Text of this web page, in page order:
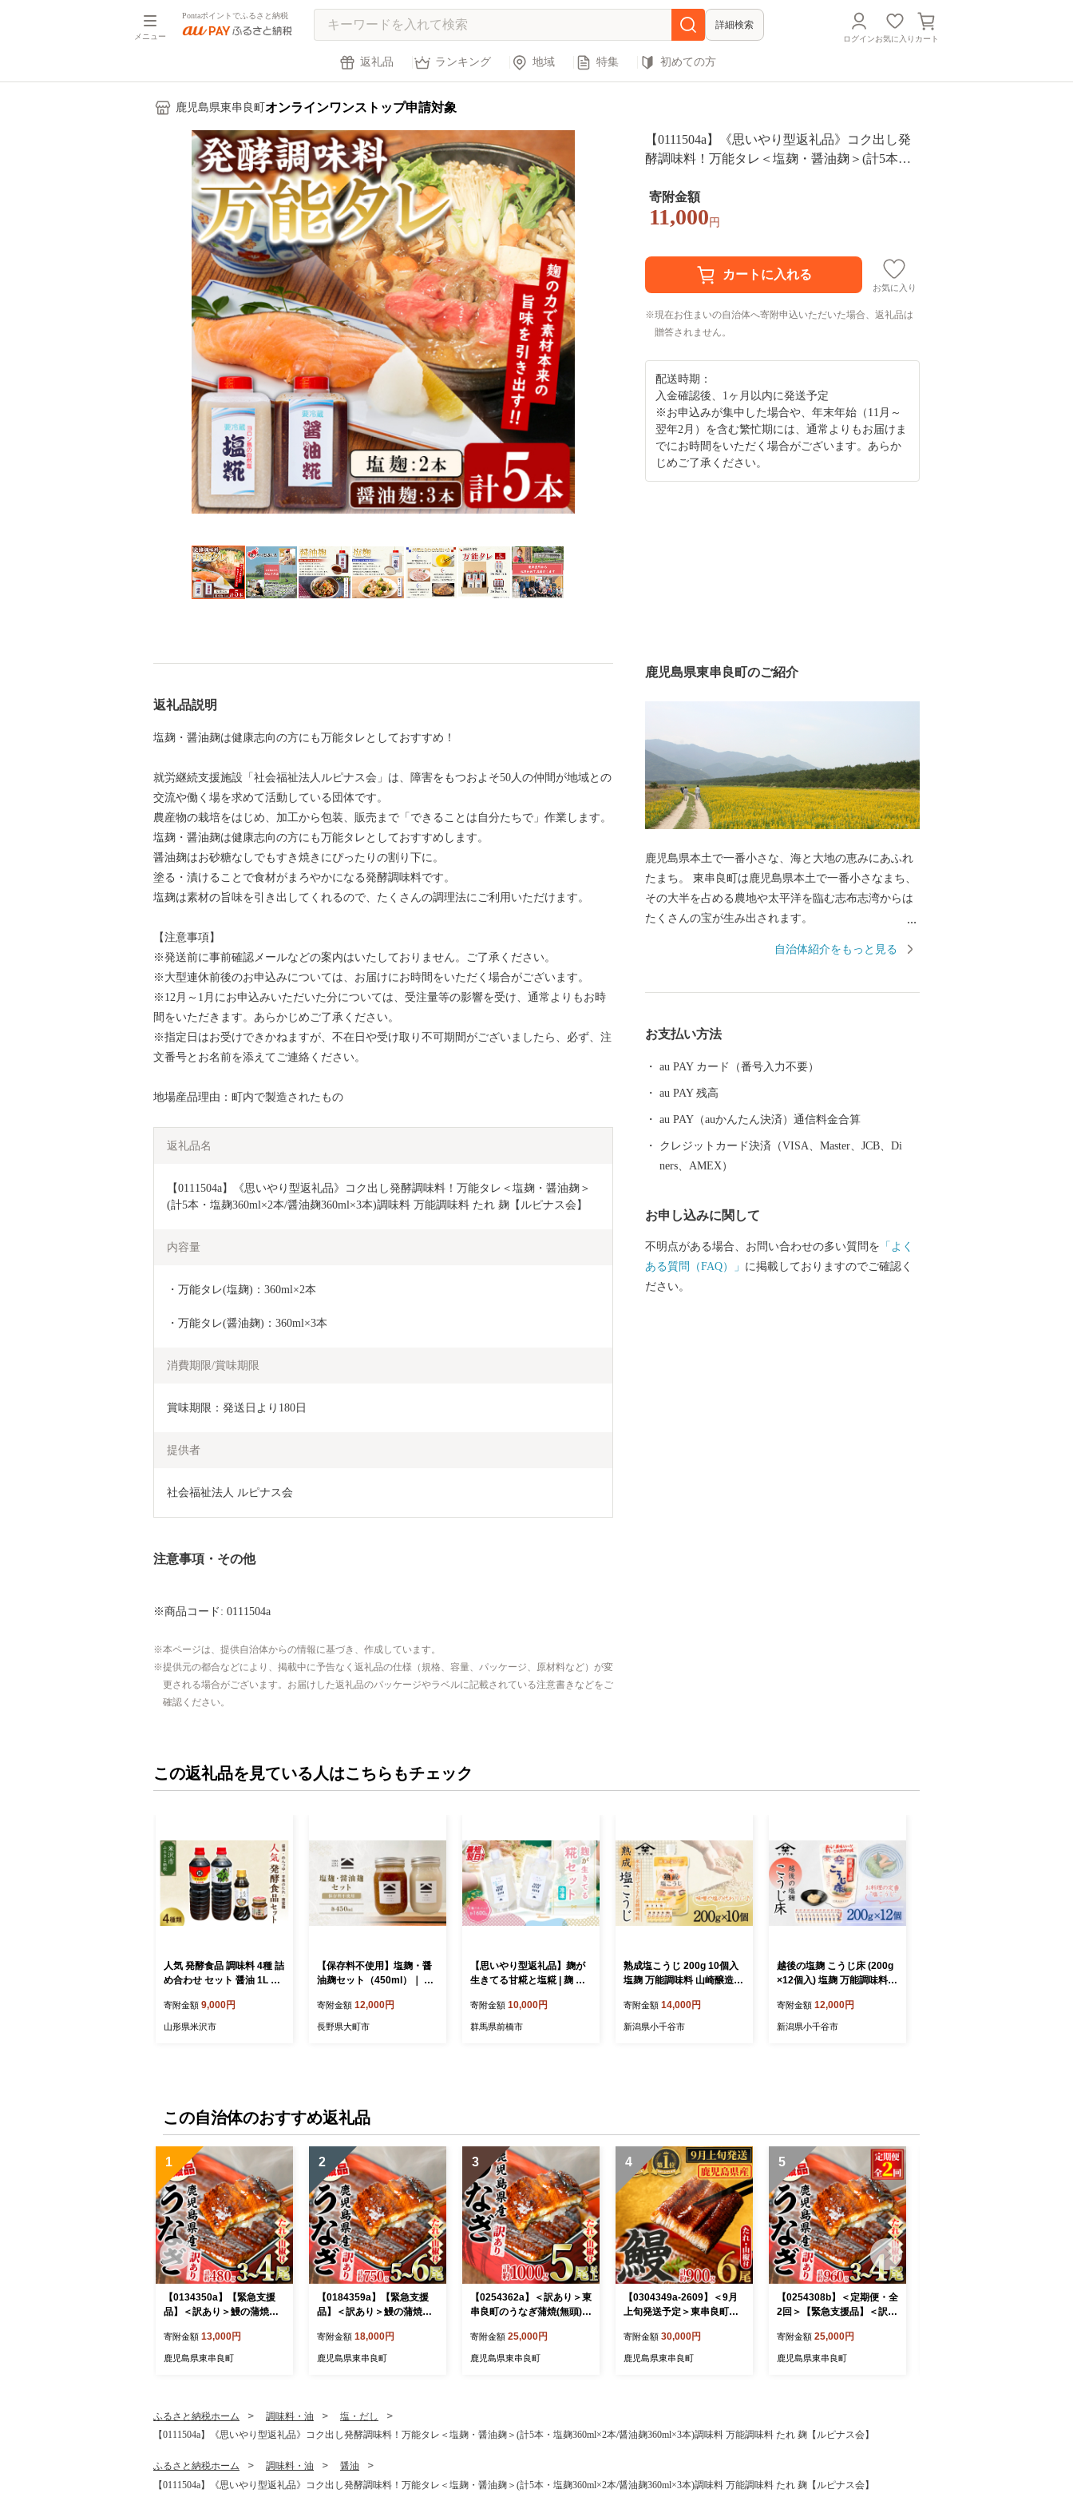
メニュー
Pontaポイントでふるさと納税
詳細検索
ログインお気に入り カート
返礼品 ランキング 地域 特集 初めての方
鹿児島県東串良町 オンラインワンストップ申請対象
【0111504a】《思いやり型返礼品》コク出し発
酵調味料！万能タレ＜塩麹・醤油麹＞(計5本・
味料 たれ 麹【ルピナス会】
寄附金額
11,000 円
お気に入り
現在お住まいの自治体へ寄附申込いただいた場合、返礼品は
贈答されません。
配送時期：
入金確認後、1ヶ月以内に発送予定
※お申込みが集中した場合や、年末年始（11月～
翌年2月）を含む繁忙期には、通常よりもお届けま
でにお時間をいただく場合がございます。あらか
じめご了承ください。
返礼品説明
塩麹・醤油麹は健康志向の方にも万能タレとしておすすめ！
就労継続支援施設「社会福祉法人ルピナス会」は、障害をもつおよそ50人の仲間が地域との
交流や働く場を求めて活動している団体です。
農産物の栽培をはじめ、加工から包装、販売まで「できることは自分たちで」作業します。
塩麹・醤油麹は健康志向の方にも万能タレとしておすすめします。
醤油麹はお砂糖なしでもすき焼きにぴったりの割り下に。
塗る・漬けることで食材がまろやかになる発酵調味料です。
塩麹は素材の旨味を引き出してくれるので、たくさんの調理法にご利用いただけます。
【注意事項】
※発送前に事前確認メールなどの案内はいたしておりません。ご了承ください。
※大型連休前後のお申込みについては、お届けにお時間をいただく場合がございます。
※12月～1月にお申込みいただいた分については、受注量等の影響を受け、通常よりもお時
間をいただきます。あらかじめご了承ください。
※指定日はお受けできかねますが、不在日や受け取り不可期間がございましたら、必ず、注
文番号とお名前を添えてご連絡ください。
地場産品理由：町内で製造されたもの
返礼品名
【0111504a】《思いやり型返礼品》コク出し発酵調味料！万能タレ＜塩麹・醤油麹＞
(計5本・塩麹360ml×2本/醤油麹360ml×3本)調味料 万能調味料 たれ 麹【ルピナス会】
内容量
・万能タレ(塩麹)：360ml×2本
・万能タレ(醤油麹)：360ml×3本
消費期限/賞味期限
賞味期限：発送日より180日
提供者
社会福祉法人 ルピナス会
注意事項・その他
※商品コード: 0111504a
本ページは、提供自治体からの情報に基づき、作成しています。
提供元の都合などにより、掲載中に予告なく返礼品の仕様（規格、容量、パッケージ、原材料など）が変
更される場合がございます。お届けした返礼品のパッケージやラベルに記載されている注意書きなどをご
確認ください。
鹿児島県東串良町のご紹介
鹿児島県本土で一番小さな、海と大地の恵みにあふれ
たまち。 東串良町は鹿児島県本土で一番小さなまち、
その大半を占める農地や太平洋を臨む志布志湾からは
たくさんの宝が生み出されます。
いないものすごい話 ・ピーマンの面積あたり収量が日
の食卓にもあがっているはずです。収穫時期が終わる6
月上旬にはイベントとしてピーマン狩りが開催され、
立っていないけど畜産業の圧倒的成績 ２０１７年に宮
城県で開催された、５年に１度開催される和牛の品評
会（全国和牛能力共進会 通称：和牛のオリンピッ
会、県大会の厳しい審査を通過し、総合優勝に貢献し
ました。日本国土の0.007％の面積の東串良町から約
1％が選出される快挙でした。 ・内水面漁業
自治体紹介をもっと見る
お支払い方法
au PAY カード（番号入力不要）
au PAY 残高
au PAY（auかんたん決済）通信料金合算
クレジットカード決済（VISA、Master、JCB、Di
ners、AMEX）
お申し込みに関して
不明点がある場合、お問い合わせの多い質問を 「よく
ある質問（FAQ）」 に掲載しておりますのでご確認く
ださい。
この返礼品を見ている人はこちらもチェック
人気 発酵食品 調味料 4種 詰
め合わせ セット 醤油 1L め
l 各1本 南蛮麹 140g 1個 万
能調味料 つゆ たれ 郷土料
寄附金額 9,000円
山形県米沢市
【保存料不使用】塩麹・醤
油麹セット（450ml）｜ 調
め 塩麹 醤油麹 無添加 手作
り 万能調味料 発酵調味料
寄附金額 12,000円
長野県大町市
【思いやり型返礼品】麹が
生きてる甘糀と塩糀 | 麹 米
ット 甘麹 塩麹 調味料 腸活
健康食品 セット ギフト 甘
寄附金額 10,000円
群馬県前橋市
熟成塩こうじ 200g 10個入
塩麹 万能調味料 山崎醸造 |
発酵食品 発酵調味料 国産
贈り物 贈答 プレゼント ギ
寄附金額 14,000円
新潟県小千谷市
越後の塩麹 こうじ床 (200g
×12個入) 塩麹 万能調味料
うじ 発酵食品 発酵調味料
国産 贈り物 贈答 プレゼン
寄附金額 12,000円
新潟県小千谷市
この自治体のおすすめ返礼品
1
【0134350a】【緊急支援
品】＜訳あり＞鰻の蒲焼き
タレ、山椒付) うなぎ ウナ
ギ 鰻 国産 蒲焼 蒲焼き たれ
寄附金額 13,000円
鹿児島県東串良町
2
【0184359a】【緊急支援
品】＜訳あり＞鰻の蒲焼き
タレ、山椒付) うなぎ ウナ
ギ 鰻 国産 蒲焼 蒲焼き たれ
寄附金額 18,000円
鹿児島県東串良町
3
【0254362a】＜訳あり＞東
串良町のうなぎ蒲焼(無頭)(5
山椒付) うなぎ 高級 ウナギ
鰻 国産 蒲焼 蒲焼き たれ 鹿
寄附金額 25,000円
鹿児島県東串良町
4
【0304349a-2609】＜9月
上旬発送予定＞東串良町の
900g・タレ、山椒付) うな
ぎ 高級 ウナギ 鰻 国産 蒲焼
寄附金額 30,000円
鹿児島県東串良町
5
【0254308b】＜定期便・全
2回＞【緊急支援品】＜訳あ
尾×2回・計約960g・タレ、
山椒付) うなぎ ウナギ 鰻 国
寄附金額 25,000円
鹿児島県東串良町
ふるさと納税ホーム 調味料・油
塩・だし
【0111504a】《思いやり型返礼品》コク出し発酵調味料！万能タレ＜塩麹・醤油麹＞(計5本・塩麹360ml×2本/醤油麹360ml×3本)調味料 万能調味料 たれ 麹【ルピナス会】
ふるさと納税ホーム 調味料・油
醤油
【0111504a】《思いやり型返礼品》コク出し発酵調味料！万能タレ＜塩麹・醤油麹＞(計5本・塩麹360ml×2本/醤油麹360ml×3本)調味料 万能調味料 たれ 麹【ルピナス会】